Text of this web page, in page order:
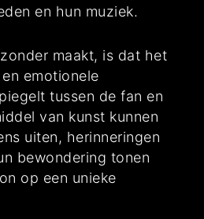
en hun muziek.
maakt, is dat het
emotionele
tussen de fan en
van kunst kunnen
uiten, herinneringen
bewondering tonen
op een unieke